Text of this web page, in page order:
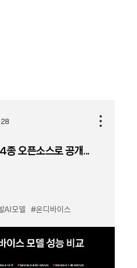
종 오픈소스로 공개...
AI모델 #온디바이스